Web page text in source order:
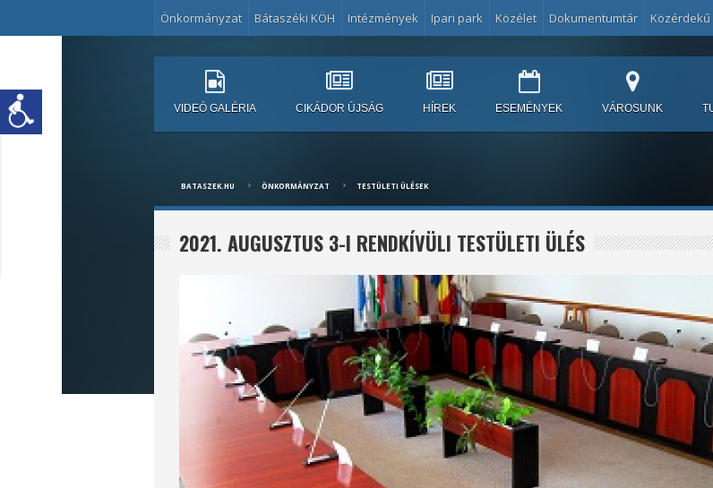
Önkormányzat Bátaszéki KÖH Intézmények Ipari park Közélet Dokumentumtár Közérdekű
VIDEÓ GALÉRIA CIKÁDOR ÚJSÁG HÍREK ESEMÉNYEK VÁROSUNK
BATASZEK.HU ÖNKORMÁNYZAT TESTÜLETI ÜLÉSEK
2021. AUGUSZTUS 3-I RENDKÍVÜLI TESTÜLETI ÜLÉS